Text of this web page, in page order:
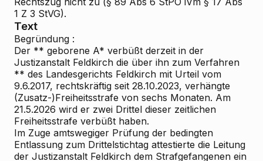
1 Z 3 StVG).
Text
Begründung :
Der ** geborene A* verbüßt derzeit in der
Justizanstalt Feldkirch die über ihn zum Verfahren
** des Landesgerichts Feldkirch mit Urteil vom
9.6.2017, rechtskräftig seit 28.10.2023, verhängte
(Zusatz-)Freiheitsstrafe von sechs Monaten. Am
21.5.2026 wird er zwei Drittel dieser zeitlichen
Freiheitsstrafe verbüßt haben.
Im Zuge amtswegiger Prüfung der bedingten
Entlassung zum Drittelstichtag attestierte die Leitung
der Justizanstalt Feldkirch dem Strafgefangenen ein